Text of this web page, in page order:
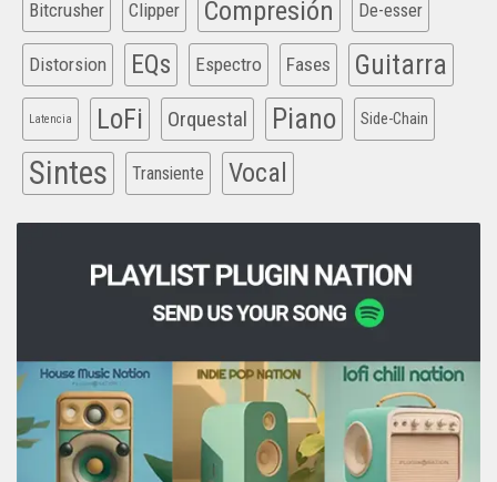
Bitcrusher Clipper Compresión De-esser
Distorsion EQs Espectro Fases Guitarra
Latencia LoFi Orquestal Piano Side-Chain
Sintes Transiente Vocal